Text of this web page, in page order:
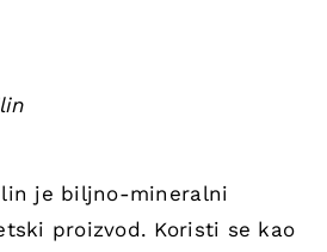
je biljno-mineralni
proizvod. Koristi se kao